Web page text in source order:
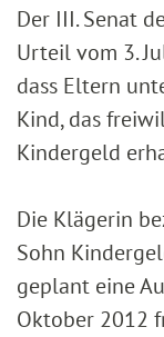
Der III. Senat
Urteil vom 3.
dass Eltern
Kind, das
Kindergeld
Die Klägerin
Sohn
geplant eine
Oktober 2012